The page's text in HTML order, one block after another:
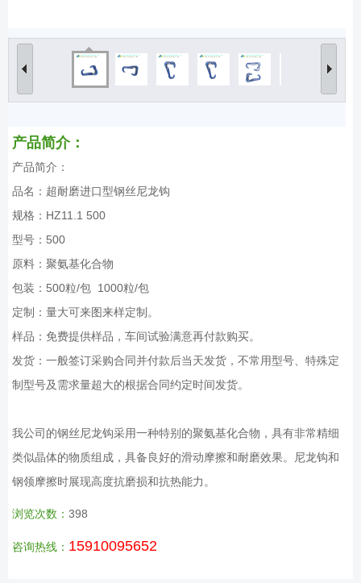
产品简介：
产品简介：
品名：超耐磨进口型钢丝尼龙钩
规格：HZ11.1 500
型号：500
原料：聚氨基化合物
包装：500粒/包 1000粒/包
定制：量大可来图来样定制。
样品：免费提供样品，车间试验满意再付款购买。
发货：一般签订采购合同并付款后当天发货，不常用型号、特殊定
制型号及需求量超大的根据合同约定时间发货。
我公司的钢丝尼龙钩采用一种特别的聚氨基化合物，具有非常精细
类似晶体的物质组成，具备良好的滑动摩擦和耐磨效果。尼龙钩和
钢领摩擦时展现高度抗磨损和抗热能力。
浏览次数： 398
咨询热线： 15910095652